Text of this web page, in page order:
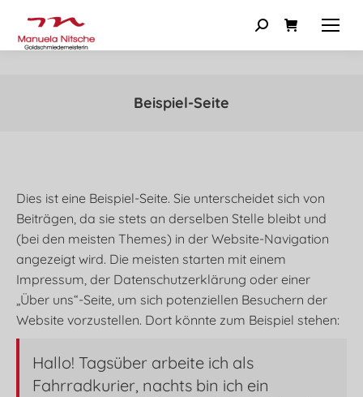
Beispiel-Seite
Dies ist eine Beispiel-Seite. Sie unterscheidet sich von
Beiträgen, da sie stets an derselben Stelle bleibt und
(bei den meisten Themes) in der Website-Navigation
angezeigt wird. Die meisten starten mit einem
Impressum, der Datenschutzerklärung oder einer
„Über uns“-Seite, um sich potenziellen Besuchern der
Website vorzustellen. Dort könnte zum Beispiel stehen:
Hallo! Tagsüber arbeite ich als
Fahrradkurier, nachts bin ich ein